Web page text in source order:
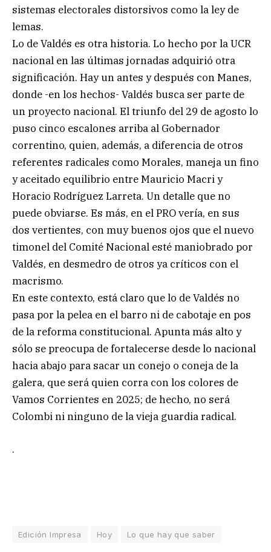
sistemas electorales distorsivos como la ley de
lemas.
Lo de Valdés es otra historia. Lo hecho por la UCR
nacional en las últimas jornadas adquirió otra
significación. Hay un antes y después con Manes,
donde -en los hechos- Valdés busca ser parte de
un proyecto nacional. El triunfo del 29 de agosto lo
puso cinco escalones arriba al Gobernador
correntino, quien, además, a diferencia de otros
referentes radicales como Morales, maneja un fino
y aceitado equilibrio entre Mauricio Macri y
Horacio Rodríguez Larreta. Un detalle que no
puede obviarse. Es más, en el PRO vería, en sus
dos vertientes, con muy buenos ojos que el nuevo
timonel del Comité Nacional esté maniobrado por
Valdés, en desmedro de otros ya críticos con el
macrismo.
En este contexto, está claro que lo de Valdés no
pasa por la pelea en el barro ni de cabotaje en pos
de la reforma constitucional. Apunta más alto y
sólo se preocupa de fortalecerse desde lo nacional
hacia abajo para sacar un conejo o coneja de la
galera, que será quien corra con los colores de
Vamos Corrientes en 2025; de hecho, no será
Colombi ni ninguno de la vieja guardia radical.
.
Edición Impresa Hoy Lo que hay que saber